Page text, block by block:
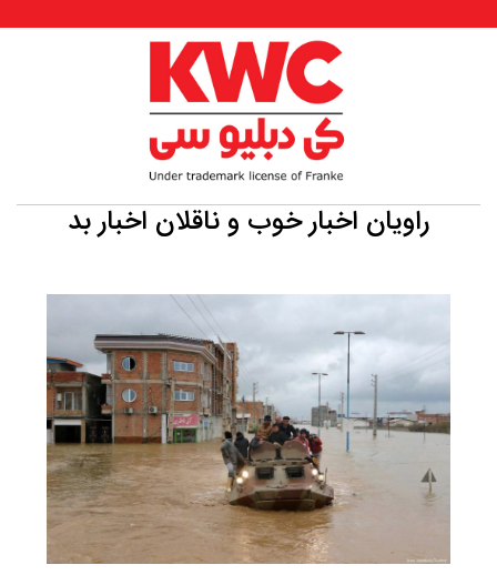
راویان اخبار خوب و ناقلان اخبار بد